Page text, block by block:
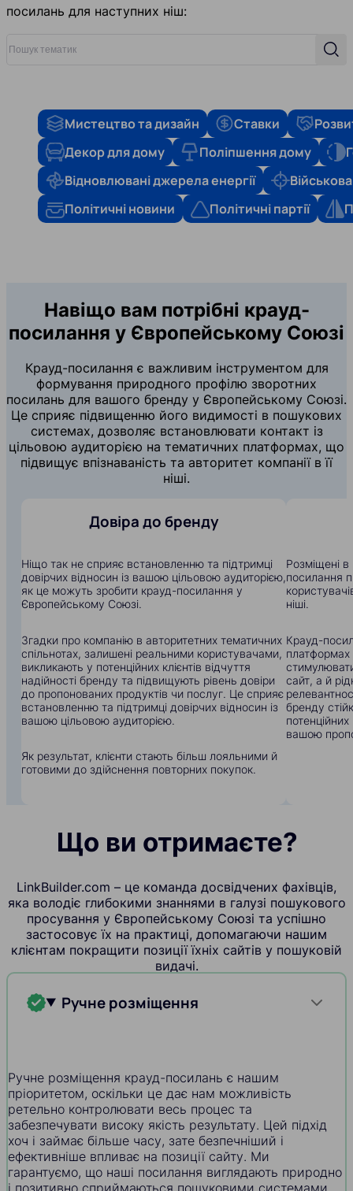
посилань для наступних ніш:
Мистецтво та дизайн Ставки
Декор для дому
Поліпшення дому
Відновлювані джерела енергії
Політичні новини
Політичні партії
Навіщо вам потрібні крауд-
посилання у Європейському Союзі
Крауд-посилання є важливим інструментом для
формування природного профілю зворотних
посилань для вашого бренду у Європейському Союзі.
Це сприяє підвищенню його видимості в пошукових
системах, дозволяє встановлювати контакт із
цільовою аудиторією на тематичних платформах, що
підвищує впізнаваність та авторитет компанії в її
ніші.
Довіра до бренду
Ніщо так не сприяє встановленню та підтримці
довірчих відносин із вашою цільовою аудиторією,
як це можуть зробити крауд-посилання у
Європейському Союзі.
Згадки про компанію в авторитетних тематичних
спільнотах, залишені реальними користувачами,
викликають у потенційних клієнтів відчуття
надійності бренду та підвищують рівень довіри
до пропонованих продуктів чи послуг. Це сприяє
встановленню та підтримці довірчих відносин із
вашою цільовою аудиторією.
Як результат, клієнти стають більш лояльними й
готовими до здійснення повторних покупок.
Розміщені в
посилання
ніші.
Крауд-
сайт, а й
бренду
потенційних
вашою
Що ви отримаєте?
LinkBuilder.com – це команда досвідчених фахівців,
яка володіє глибокими знаннями в галузі пошукового
просування у Європейському Союзі та успішно
застосовує їх на практиці, допомагаючи нашим
клієнтам покращити позиції їхніх сайтів у пошуковій
видачі.
Ручне розміщення
Ручне розміщення крауд-посилань є нашим
пріоритетом, оскільки це дає нам можливість
ретельно контролювати весь процес та
забезпечувати високу якість результату. Цей підхід
хоч і займає більше часу, зате безпечніший і
ефективніше впливає на позиції сайту. Ми
гарантуємо, що наші посилання виглядають природно
і позитивно сприймаються пошуковими системами.